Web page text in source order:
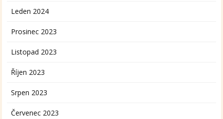
Leden 2024
Prosinec 2023
Listopad 2023
Říjen 2023
Srpen 2023
Červenec 2023